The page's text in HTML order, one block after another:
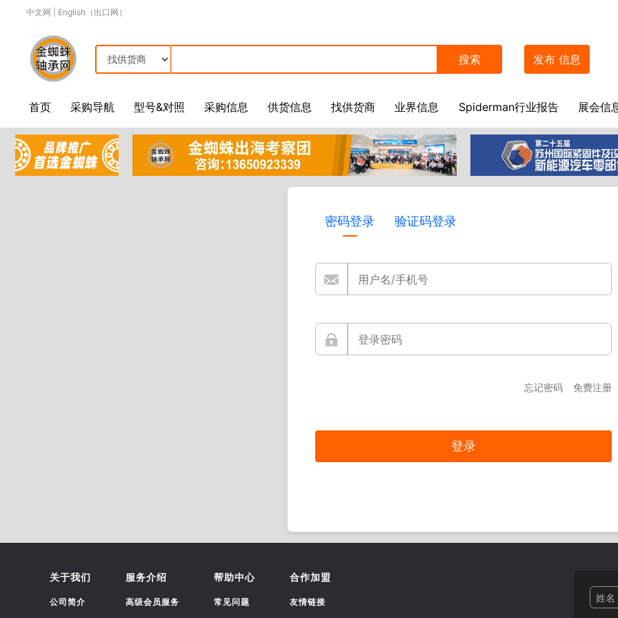
中文网 English（出口网）
搜索 发布 信息
首页 采购导航 型号&对照 采购信息 供货信息 找供货商 业界信息 Spiderman行业报告 展会信
密码登录 验证码登录
忘记密码 免费注册
关于我们
公司简介
服务介绍
高级会员服务
帮助中心
常见问题
合作加盟
友情链接 姓名